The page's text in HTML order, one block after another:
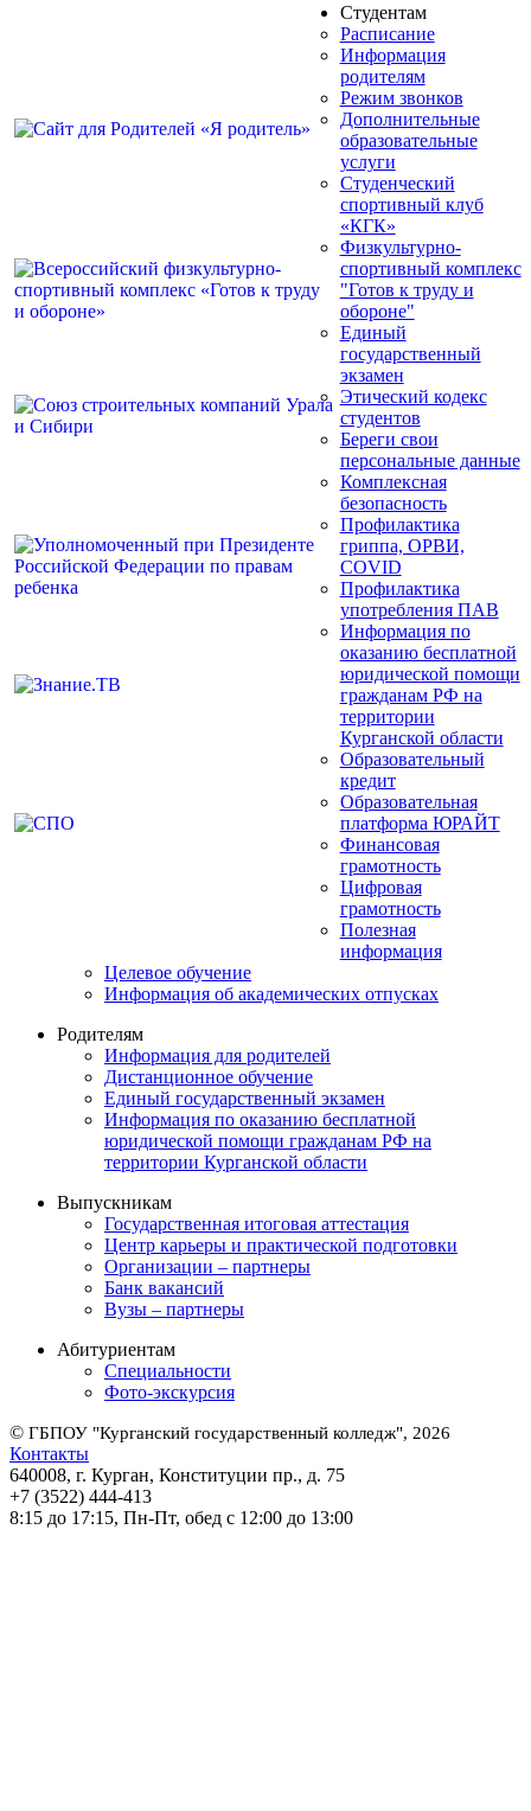
Студентам
Расписание
Информация
родителям
Режим звонков
Дополнительные
образовательные
услуги
Студенческий
спортивный клуб
«КГК»
Физкультурно-
спортивный комплекс
"Готов к труду и
обороне"
Единый
государственный
экзамен
Этический кодекс
студентов
Береги свои
персональные данные
Комплексная
безопасность
Профилактика
гриппа, ОРВИ,
COVID
Профилактика
употребления ПАВ
Информация по
оказанию бесплатной
юридической помощи
гражданам РФ на
территории
Курганской области
Образовательный
кредит
Образовательная
платформа ЮРАЙТ
Финансовая
грамотность
Цифровая
грамотность
Полезная
информация
Целевое обучение
Информация об академических отпусках
Родителям
Информация для родителей
Дистанционное обучение
Единый государственный экзамен
Информация по оказанию бесплатной
юридической помощи гражданам РФ на
территории Курганской области
Выпускникам
Государственная итоговая аттестация
Центр карьеры и практической подготовки
Организации – партнеры
Банк вакансий
Вузы – партнеры
Абитуриентам
Специальности
Фото-экскурсия
© ГБПОУ "Курганский государственный колледж", 2026
Контакты
640008, г. Курган, Конституции пр., д. 75
+7 (3522) 444-413
8:15 до 17:15, Пн-Пт, обед с 12:00 до 13:00